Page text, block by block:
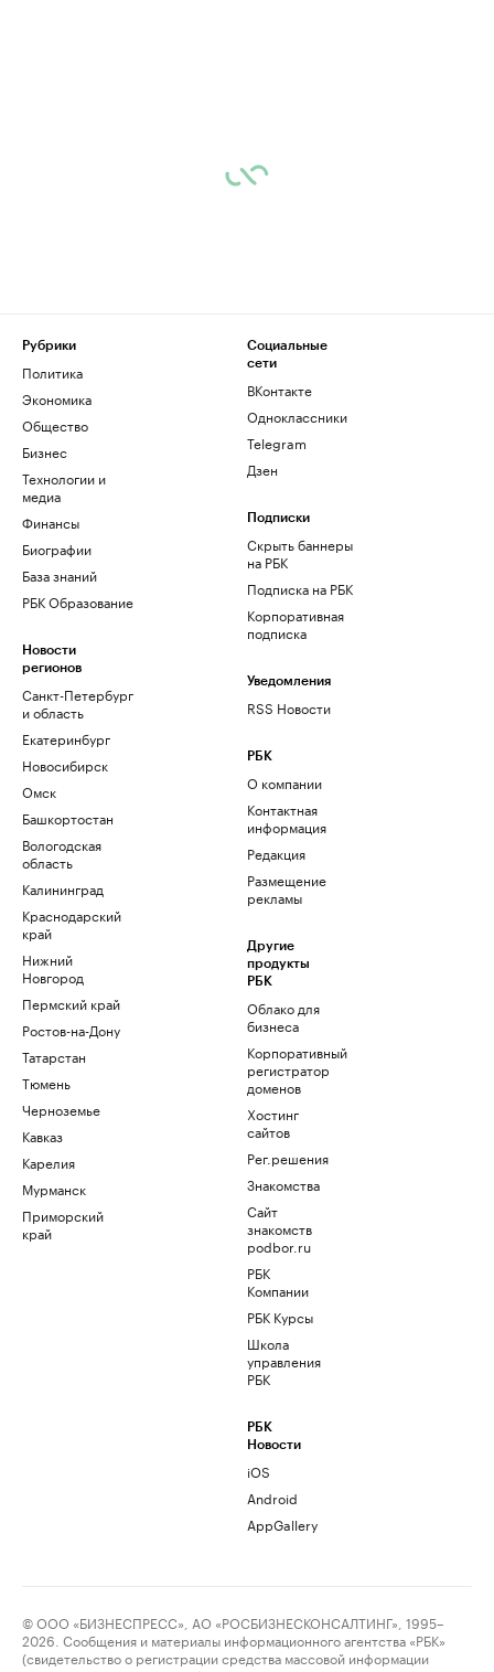
Рубрики
Политика
Экономика
Общество
Бизнес
Технологии и
медиа
Финансы
Биографии
База знаний
РБК Образование
Новости
регионов
Санкт-Петербург
и область
Екатеринбург
Новосибирск
Омск
Башкортостан
Вологодская
область
Калининград
Краснодарский
край
Нижний
Новгород
Пермский край
Ростов-на-Дону
Татарстан
Тюмень
Черноземье
Кавказ
Карелия
Мурманск
Приморский
край
Социальные
сети
ВКонтакте
Одноклассники
Telegram
Дзен
Подписки
Скрыть баннеры
на РБК
Подписка на РБК
Корпоративная
подписка
Уведомления
RSS Новости
РБК
О компании
Контактная
информация
Редакция
Размещение
рекламы
Другие
продукты
РБК
Облако для
бизнеса
Корпоративный
регистратор
доменов
Хостинг
сайтов
Рег.решения
Знакомства
Сайт
знакомств
podbor.ru
РБК
Компании
РБК Курсы
Школа
управления
РБК
РБК
Новости
iOS
Android
AppGallery
© ООО «БИЗНЕСПРЕСС», АО «РОСБИЗНЕСКОНСАЛТИНГ», 1995–
2026. Сообщения и материалы информационного агентства «РБК»
(свидетельство о регистрации средства массовой информации